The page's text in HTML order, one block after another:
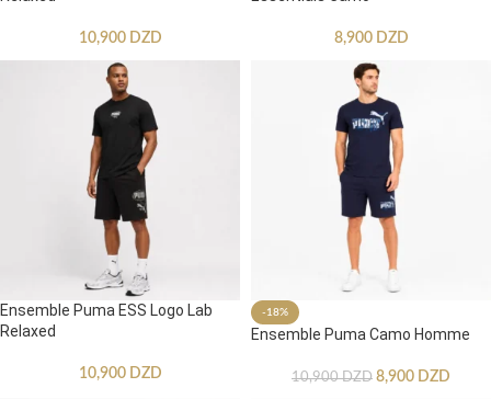
10,900 DZD 8,900 DZD
Ensemble Puma ESS Logo Lab
Relaxed
10,900 DZD
-18%
Ensemble Puma Camo Homme
10,900DZD 8,900 DZD